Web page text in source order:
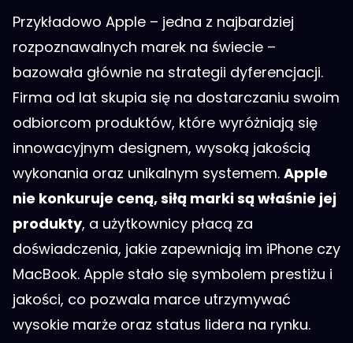
Przykładowo Apple – jedna z najbardziej
rozpoznawalnych marek na świecie –
bazowała głównie na strategii dyferencjacji.
Firma od lat skupia się na dostarczaniu swoim
odbiorcom produktów, które wyróżniają się
innowacyjnym designem, wysoką jakością
wykonania oraz unikalnym systemem. Apple
nie konkuruje ceną, siłą marki są właśnie jej
produkty, a użytkownicy płacą za
doświadczenia, jakie zapewniają im iPhone czy
MacBook. Apple stało się symbolem prestiżu i
jakości, co pozwala marce utrzymywać
wysokie marże oraz status lidera na rynku.